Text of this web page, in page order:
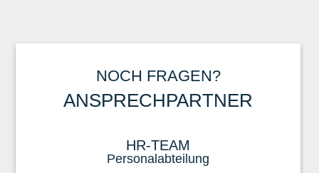
NOCH FRAGEN?
ANSPRECHPARTNER
HR-TEAM
Personalabteilung